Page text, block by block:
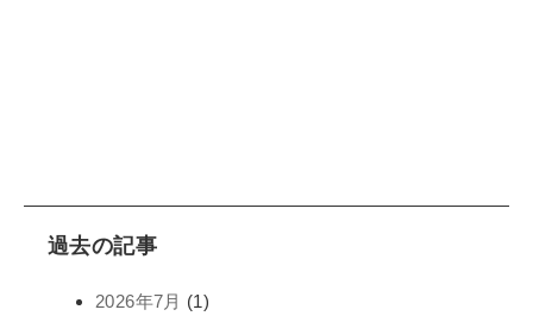
過去の記事
2026年7月 (1)